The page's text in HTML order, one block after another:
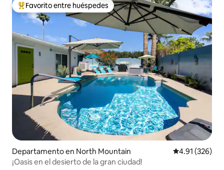
De los mejores en Favorito entre huéspedes
Favorito entre huéspedes
Departamento en North Mountain Calificación
4.91 (326)
¡Oasis en el desierto de la gran ciudad!